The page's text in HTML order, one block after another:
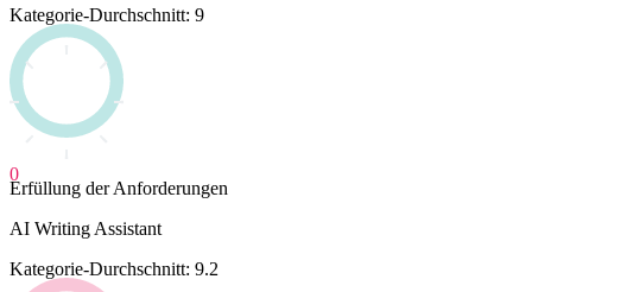
Kategorie-Durchschnitt: 9
0
Erfüllung der Anforderungen
AI Writing Assistant
Kategorie-Durchschnitt: 9.2